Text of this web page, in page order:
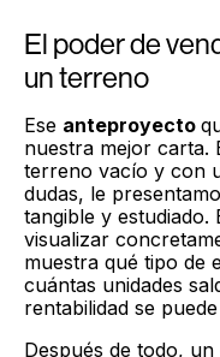
El poder de
un terreno
Ese anteproyecto
nuestra mejor carta.
terreno vacío y con
dudas, le
tangible y estudiado.
visualizar
muestra qué tipo de
cuántas unidades
rentabilidad se
Después de todo,